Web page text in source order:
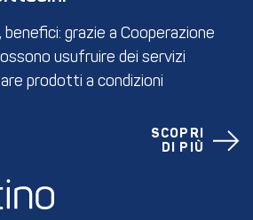
grazie a Cooperazione
usufruire dei servizi
prodotti a condizioni
SCOPRI
DI PIÙ